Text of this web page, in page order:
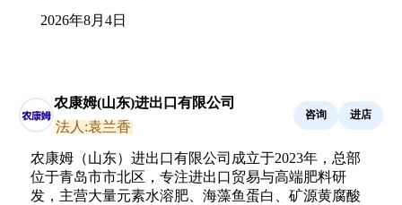
2026年8月4日
农康姆(山东)进出口有限公司
法人:袁兰香
咨询 进店
农康姆（山东）进出口有限公司成立于2023年，总部
位于青岛市市北区，专注进出口贸易与高端肥料研
发，主营大量元素水溶肥、海藻鱼蛋白、矿源黄腐酸